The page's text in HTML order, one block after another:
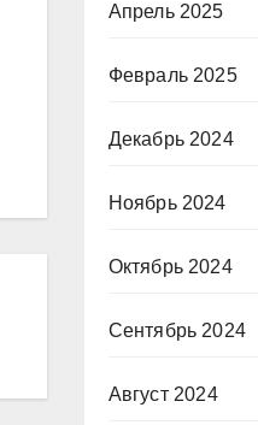
Апрель 2025
Февраль 2025
Декабрь 2024
Ноябрь 2024
Октябрь 2024
Сентябрь 2024
Август 2024